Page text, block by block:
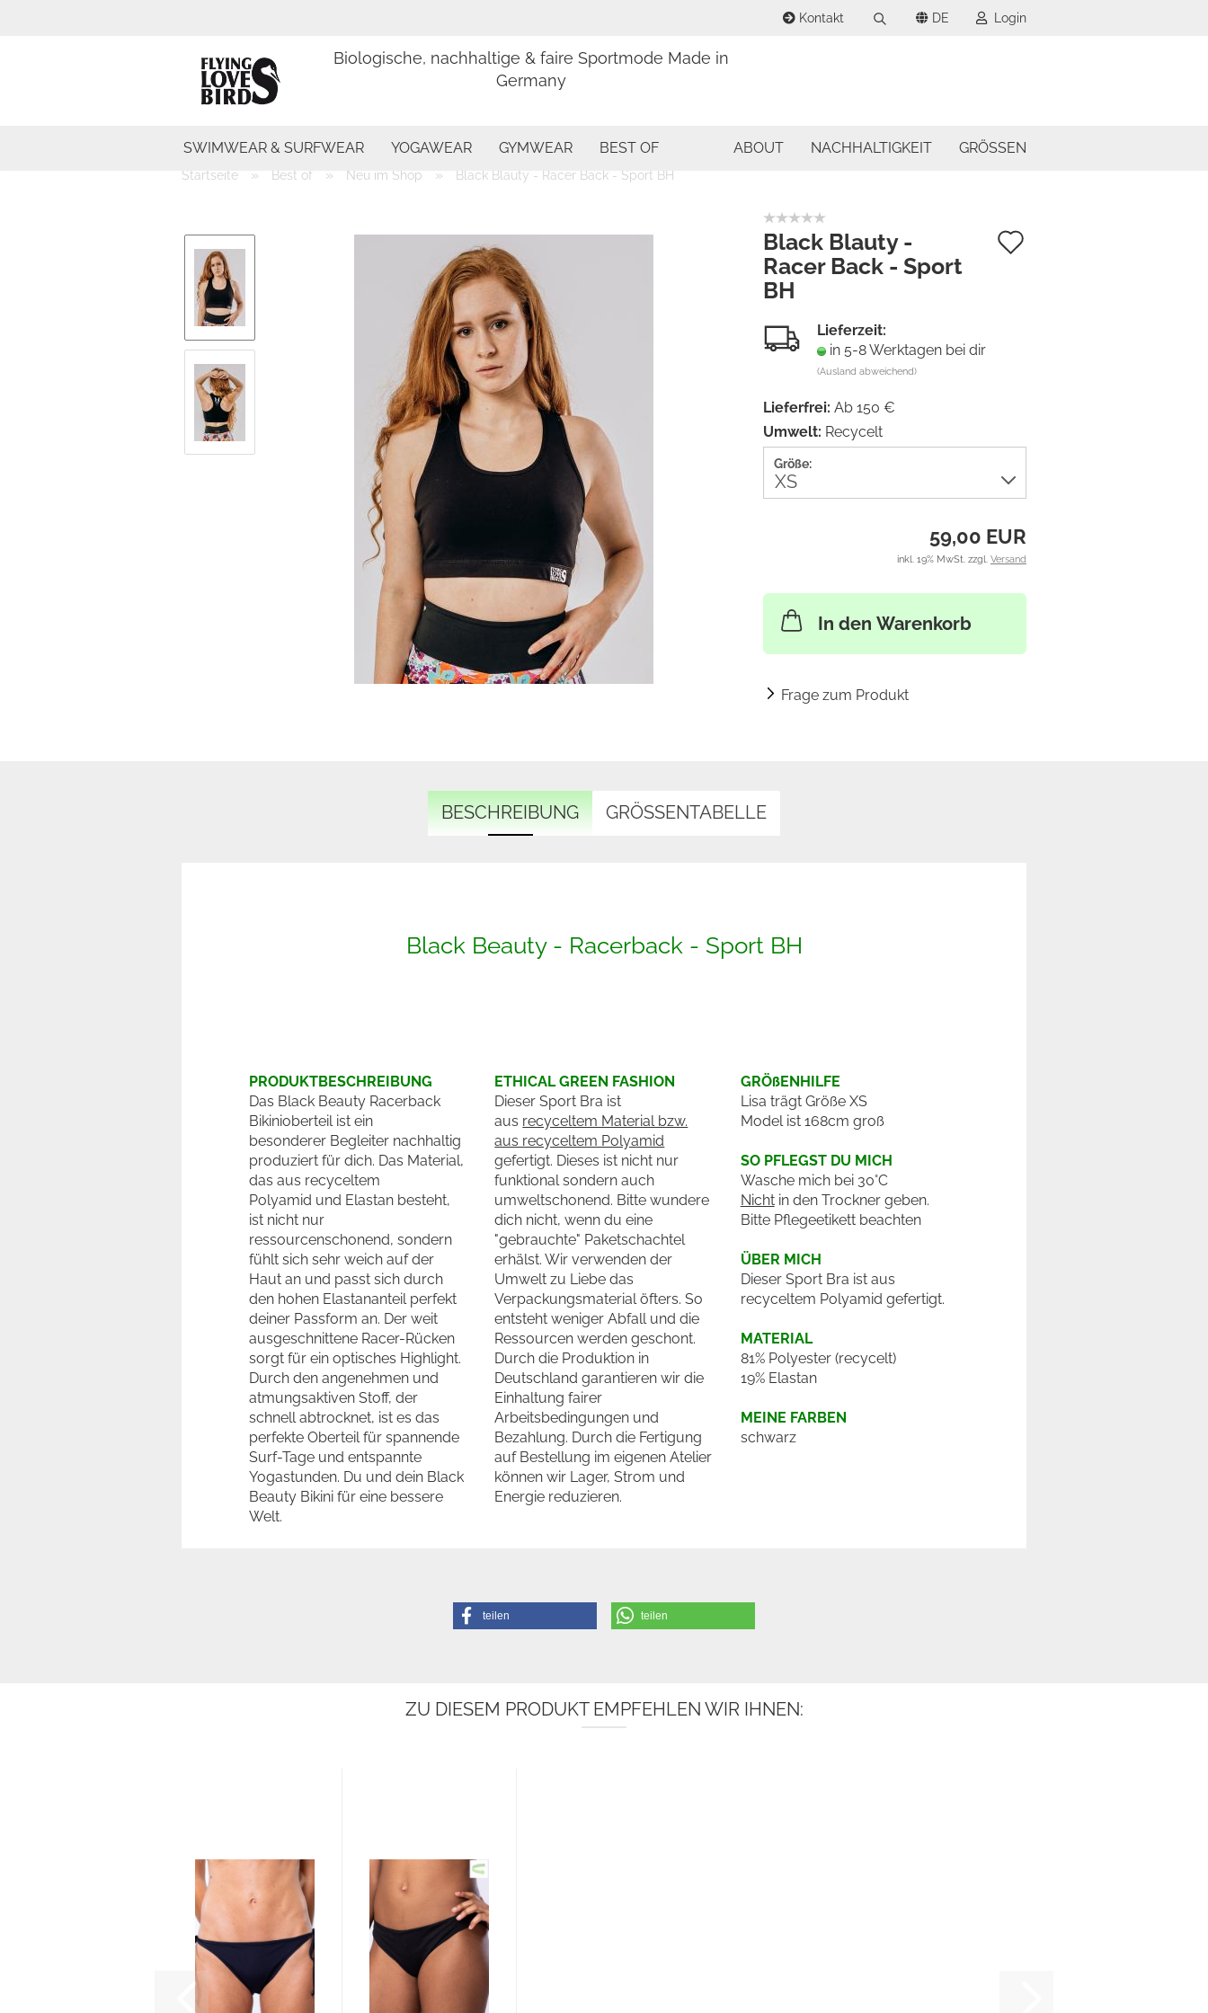
Kontakt DE
Sprache auswählen
Login
Konto erstellen
Passwort vergessen?
Biologische, nachhaltige & faire Sportmode Made in
Germany
SWIMWEAR & SURFWEAR YOGAWEAR GYMWEAR BEST OF ABOUT NACHHALTIGKEIT GRÖSSEN
Startseite » Best of » Neu im Shop » Black Blauty - Racer Back - Sport BH
Black Blauty -
Racer Back - Sport
BH
Lieferzeit:
in 5-8 Werktagen bei dir
(Ausland abweichend)
Lieferfrei: Ab 150 €
Umwelt: Recycelt
Größe:
59,00 EUR
inkl. 19% MwSt. zzgl. Versand
In den Warenkorb
Frage zum Produkt
BESCHREIBUNG GRÖSSENTABELLE
Black Beauty - Racerback - Sport BH
PRODUKTBESCHREIBUNG
Das Black Beauty Racerback
Bikinioberteil ist ein
besonderer Begleiter nachhaltig
produziert für dich. Das Material,
das aus recyceltem
Polyamid und Elastan besteht,
ist nicht nur
ressourcenschonend, sondern
fühlt sich sehr weich auf der
Haut an und passt sich durch
den hohen Elastananteil perfekt
deiner Passform an. Der weit
ausgeschnittene Racer-Rücken
sorgt für ein optisches Highlight.
Durch den angenehmen und
atmungsaktiven Stoff, der
schnell abtrocknet, ist es das
perfekte Oberteil für spannende
Surf-Tage und entspannte
Yogastunden. Du und dein Black
Beauty Bikini für eine bessere
Welt.
ETHICAL GREEN FASHION
Dieser Sport Bra ist
aus recyceltem Material bzw.
aus recyceltem Polyamid
gefertigt. Dieses ist nicht nur
funktional sondern auch
umweltschonend. Bitte wundere
dich nicht, wenn du eine
"gebrauchte" Paketschachtel
erhälst. Wir verwenden der
Umwelt zu Liebe das
Verpackungsmaterial öfters. So
entsteht weniger Abfall und die
Ressourcen werden geschont.
Durch die Produktion in
Deutschland garantieren wir die
Einhaltung fairer
Arbeitsbedingungen und
Bezahlung. Durch die Fertigung
auf Bestellung im eigenen Atelier
können wir Lager, Strom und
Energie reduzieren.
GRÖßENHILFE
Lisa trägt Größe XS
Model ist 168cm groß
SO PFLEGST DU MICH
Wasche mich bei 30°C
Nichtin den Trockner geben.
Bitte Pflegeetikett beachten
ÜBER MICH
Dieser Sport Bra ist aus
recyceltem Polyamid gefertigt.
MATERIAL
81% Polyester (recycelt)
19% Elastan
MEINE FARBEN
schwarz
teilen teilen
ZU DIESEM PRODUKT EMPFEHLEN WIR IHNEN: